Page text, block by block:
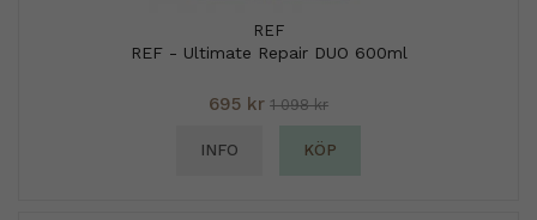
REF
REF - Ultimate Repair DUO 600ml
695 kr 1 098 kr
INFO KÖP